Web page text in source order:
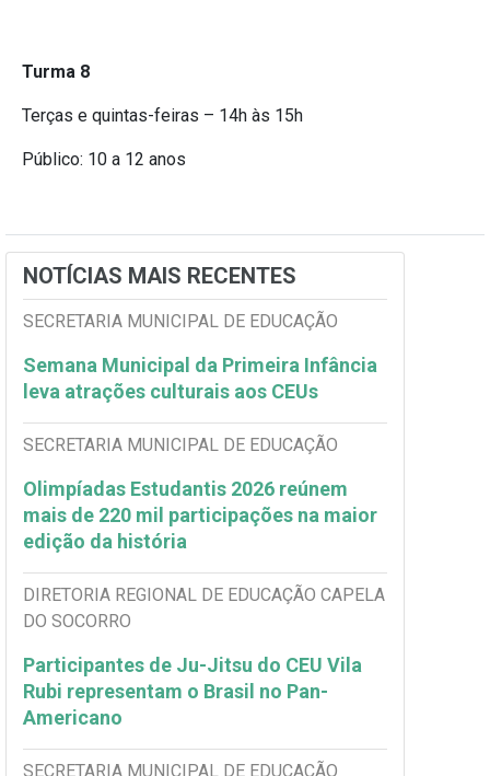
Turma 8
Terças e quintas-feiras – 14h às 15h
Público: 10 a 12 anos
NOTÍCIAS MAIS RECENTES
SECRETARIA MUNICIPAL DE EDUCAÇÃO
Semana Municipal da Primeira Infância
leva atrações culturais aos CEUs
SECRETARIA MUNICIPAL DE EDUCAÇÃO
Olimpíadas Estudantis 2026 reúnem
mais de 220 mil participações na maior
edição da história
DIRETORIA REGIONAL DE EDUCAÇÃO CAPELA
DO SOCORRO
Participantes de Ju-Jitsu do CEU Vila
Rubi representam o Brasil no Pan-
Americano
SECRETARIA MUNICIPAL DE EDUCAÇÃO